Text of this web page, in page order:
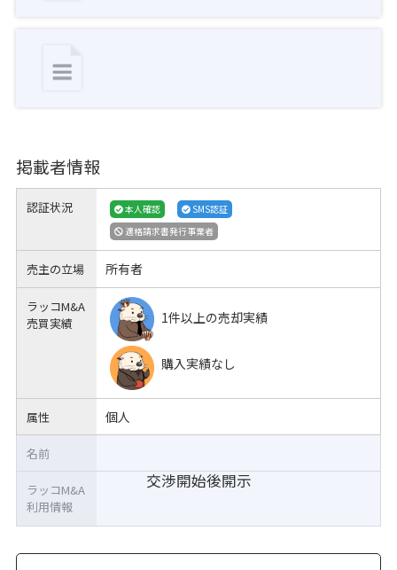
掲載者情報
認証状況 本人確認
SMS認証
適格請求書発行事業者
売主の立場 所有者
ラッコM&A
売買実績
1件以上の売却実績
購入実績なし
属性 個人
交渉開始後開示
名前
ラッコM&A
利用情報